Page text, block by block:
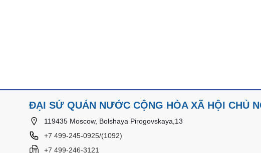
ĐẠI SỨ QUÁN NƯỚC CỘNG HÒA XÃ HỘI CHỦ
119435 Moscow, Bolshaya Pirogovskaya,13
+7 499-245-0925/(1092)
+7 499-246-3121